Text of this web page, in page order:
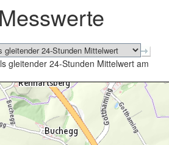
schließen
gleitender 24-Stunden Mittelwert am